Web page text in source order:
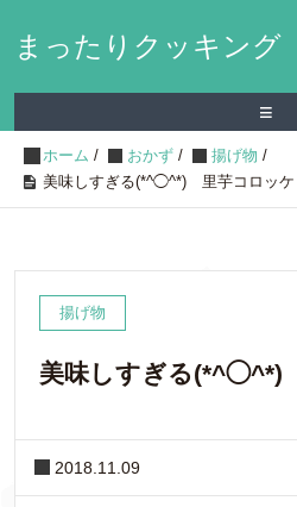
まったりクッキング
≡
ホーム / おかず / 揚げ物 /
美味しすぎる(*^◯^*) 里芋コロッケ
揚げ物
美味しすぎる(*^◯^*)
2018.11.09